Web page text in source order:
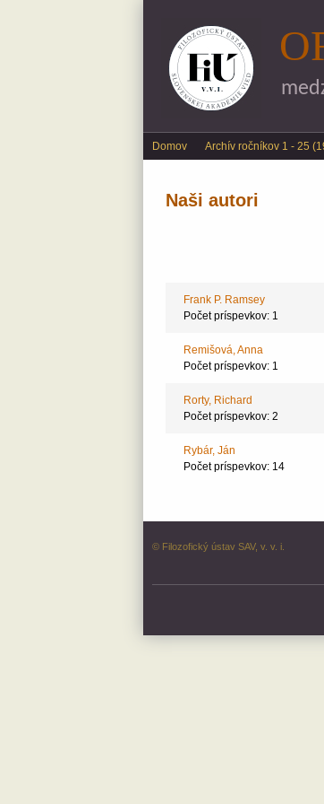
Main menu
Domov Archív ročníkov 1 - 25
Naši autori
Frank P. Ramsey
Počet príspevkov: 1
Remišová, Anna
Počet príspevkov: 1
Rorty, Richard
Počet príspevkov: 2
Rybár, Ján
Počet príspevkov: 14
© Filozofický ústav SAV, v. v. i.